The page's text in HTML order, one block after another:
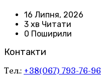
16 Липня, 2026
3 хв Читати
0 Поширили
Контакти
Тел.: +38(067) 793-76-96